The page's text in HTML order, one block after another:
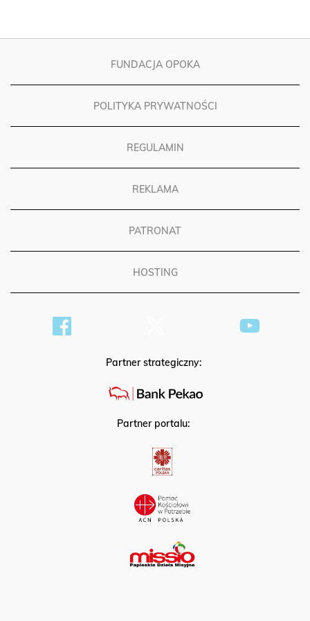
FUNDACJA OPOKA
POLITYKA PRYWATNOŚCI
REGULAMIN
REKLAMA
PATRONAT
HOSTING
Partner strategiczny:
Partner portalu: